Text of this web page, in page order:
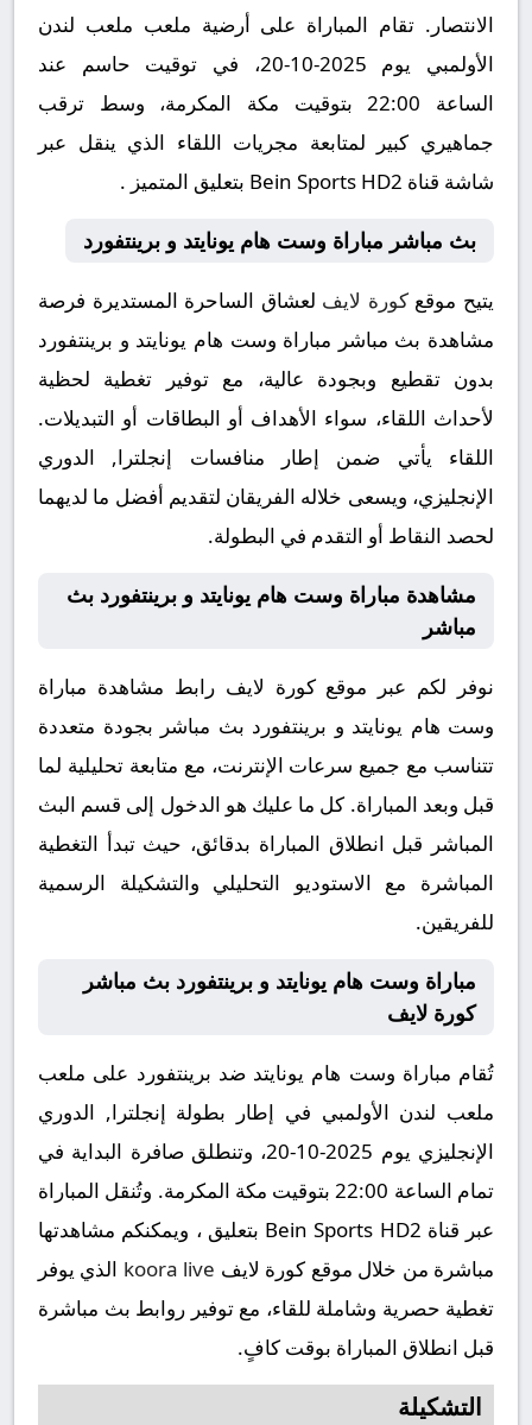
الانتصار. تقام المباراة على أرضية ملعب ملعب لندن
الأولمبي يوم 2025-10-20، في توقيت حاسم عند
الساعة 22:00 بتوقيت مكة المكرمة، وسط ترقب
جماهيري كبير لمتابعة مجريات اللقاء الذي ينقل عبر
شاشة قناة Bein Sports HD2 بتعليق المتميز .
بث مباشر مباراة وست هام يونايتد و برينتفورد
يتيح موقعكورة لايف لعشاق الساحرة المستديرة فرصة
مشاهدة بث مباشر مباراة وست هام يونايتد و برينتفورد
بدون تقطيع وبجودة عالية، مع توفير تغطية لحظية
لأحداث اللقاء، سواء الأهداف أو البطاقات أو التبديلات.
اللقاء يأتي ضمن إطار منافسات إنجلترا, الدوري
الإنجليزي، ويسعى خلاله الفريقان لتقديم أفضل ما لديهما
لحصد النقاط أو التقدم في البطولة.
مشاهدة مباراة وست هام يونايتد و برينتفورد بث
مباشر
نوفر لكم عبر موقع كورة لايف رابط مشاهدة مباراة
وست هام يونايتد و برينتفورد بث مباشر بجودة متعددة
تتناسب مع جميع سرعات الإنترنت، مع متابعة تحليلية لما
قبل وبعد المباراة. كل ما عليك هو الدخول إلى قسم البث
المباشر قبل انطلاق المباراة بدقائق، حيث تبدأ التغطية
المباشرة مع الاستوديو التحليلي والتشكيلة الرسمية
للفريقين.
مباراة وست هام يونايتد و برينتفورد بث مباشر
كورة لايف
تُقام مباراة وست هام يونايتد ضد برينتفورد على ملعب
ملعب لندن الأولمبي في إطار بطولة إنجلترا, الدوري
الإنجليزي يوم 2025-10-20، وتنطلق صافرة البداية في
تمام الساعة 22:00 بتوقيت مكة المكرمة. وتُنقل المباراة
عبر قناة Bein Sports HD2 بتعليق ، ويمكنكم مشاهدتها
مباشرة من خلال موقع كورة لايف koora live الذي يوفر
تغطية حصرية وشاملة للقاء، مع توفير روابط بث مباشرة
قبل انطلاق المباراة بوقت كافٍ.
التشكيلة